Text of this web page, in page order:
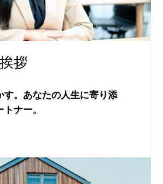
拶
す。あなたの人生に寄り添
ナー。